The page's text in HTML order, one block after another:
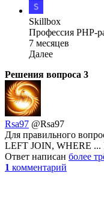
Skillbox
Профессия PHP-
7 месяцев
Далее
Решения вопроса 3
Rsa97 @Rsa97
Для правильного
LEFT JOIN, WHERE
Ответ написан более
1 комментарий